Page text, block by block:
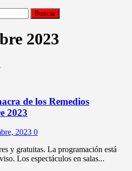
2023
de los Remedios
2023
2023 0
y gratuitas. La programación está
Los espectáculos en salas...